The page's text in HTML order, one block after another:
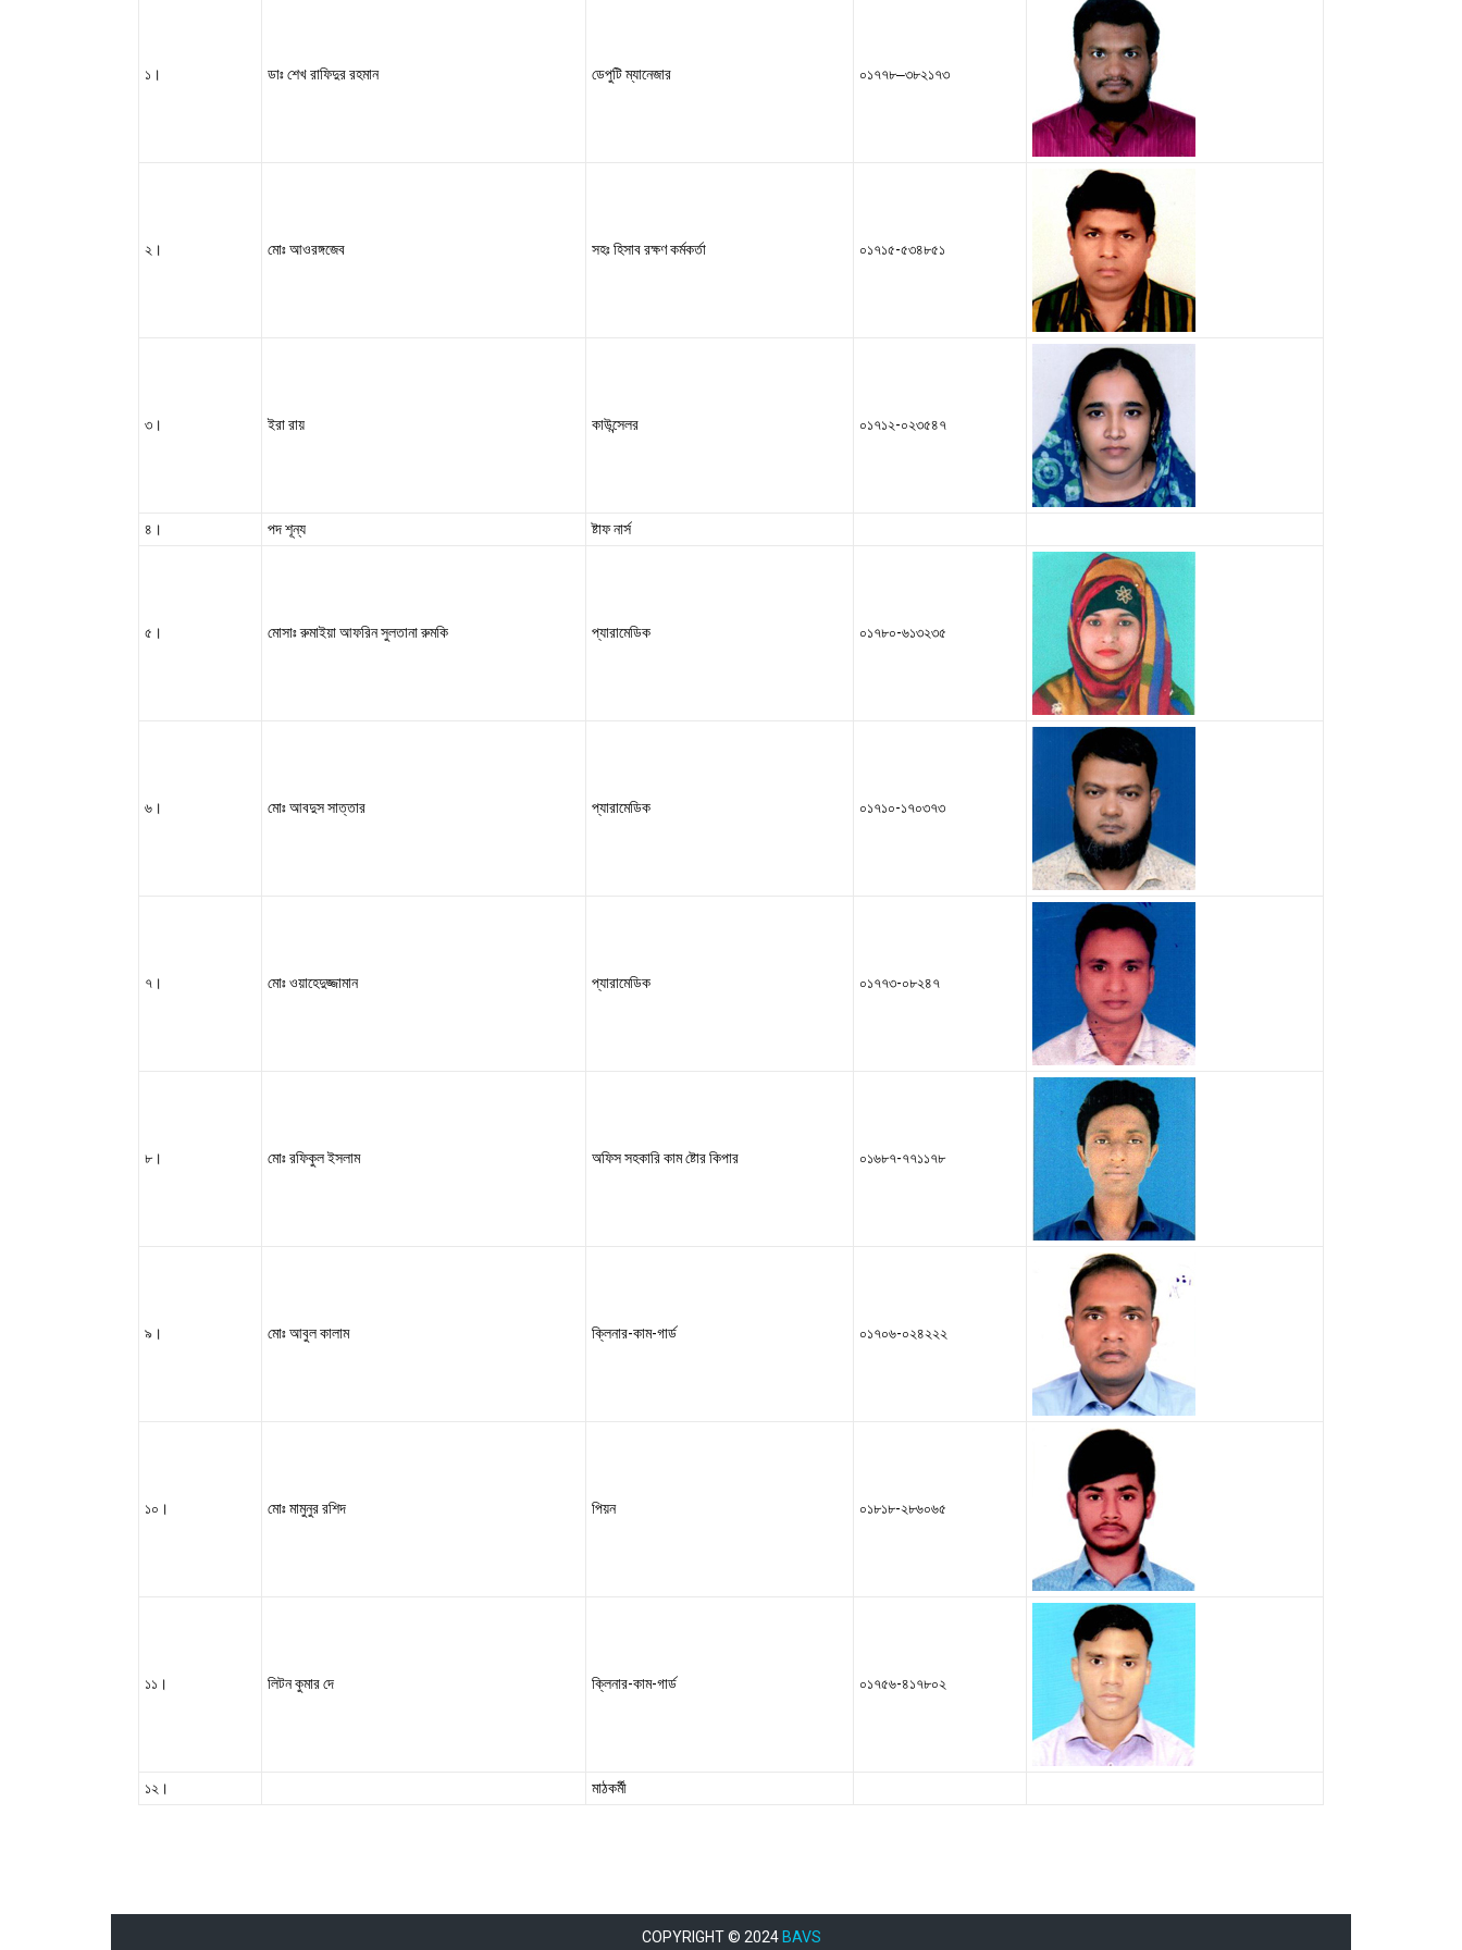
১। ডাঃ শেখ রাফিদুর রহমান ডেপুটি ম্যানেজার ০১৭৭৮–৩৮২১৭৩
২। মোঃ আওরঙ্গজেব সহঃ হিসাব রক্ষণ কর্মকর্তা ০১৭১৫-৫৩৪৮৫১
৩। ইরা রায় কাউন্সেলর ০১৭১২-০২৩৫৪৭
৪। পদ শূন্য ষ্টাফ নার্স
৫। মোসাঃ রুমাইয়া আফরিন সুলতানা রুমকি প্যারামেডিক ০১৭৮০-৬১৩২৩৫
৬। মোঃ আবদুস সাত্তার প্যারামেডিক ০১৭১০-১৭০৩৭৩
৭। মোঃ ওয়াহেদুজ্জামান প্যারামেডিক ০১৭৭৩-০৮২৪৭
৮। মোঃ রফিকুল ইসলাম অফিস সহকারি কাম ষ্টোর কিপার ০১৬৮৭-৭৭১১৭৮
৯। মোঃ আবুল কালাম ক্লিনার-কাম-গার্ড ০১৭০৬-০২৪২২২
১০। মোঃ মামুনুর রশিদ পিয়ন ০১৮১৮-২৮৬০৬৫
১১। লিটন কুমার দে ক্লিনার-কাম-গার্ড ০১৭৫৬-৪১৭৮০২
১২। মাঠকর্মী
COPYRIGHT © 2024 BAVS